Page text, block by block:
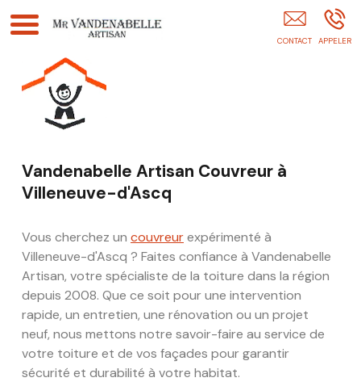
VANDENABELLE Bruno OSTRICOURT
Vandenabelle Artisan Couvreur à
Villeneuve-d'Ascq
Vous cherchez un couvreurexpérimenté à
Villeneuve-d'Ascq ? Faites confiance à Vandenabelle
Artisan, votre spécialiste de la toiture dans la région
depuis 2008. Que ce soit pour une intervention
rapide, un entretien, une rénovation ou un projet
neuf, nous mettons notre savoir-faire au service de
votre toiture et de vos façades pour garantir
sécurité et durabilité à votre habitat.